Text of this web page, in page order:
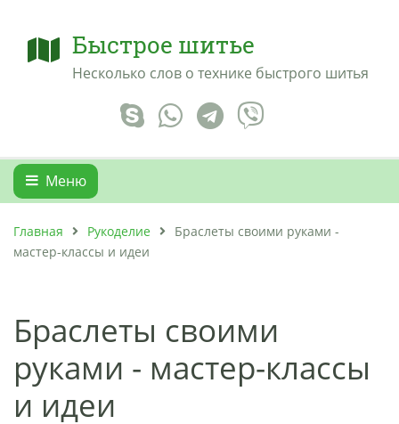
Быстрое шитье
Несколько слов о технике быстрого шитья
Меню
Главная Рукоделие
Браслеты своими руками -
мастер-классы и идеи
Браслеты своими
руками - мастер-классы
и идеи